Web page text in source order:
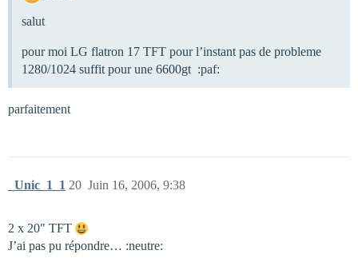
salut
pour moi LG flatron 17 TFT pour l’instant pas de probleme
1280/1024 suffit pour une 6600gt :paf:
parfaitement
_Unic_1_1 Juin 16, 2006, 9:38
20
2 x 20" TFT
J’ai pas pu répondre… :neutre: